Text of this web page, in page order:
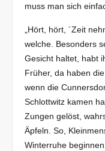
muss man sich
„Hört, hört, ´Zeit
welche. Besonders
Gesicht haltet, habt
Früher, da haben
wenn die
Schlottwitz kamen
Zungen gelöst,
Äpfeln. So,
Winterruhe